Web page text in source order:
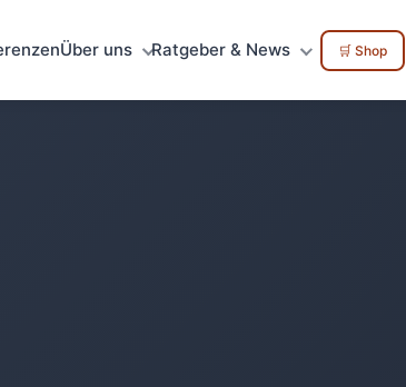
Über uns Ratgeber & News 🛒 Shop